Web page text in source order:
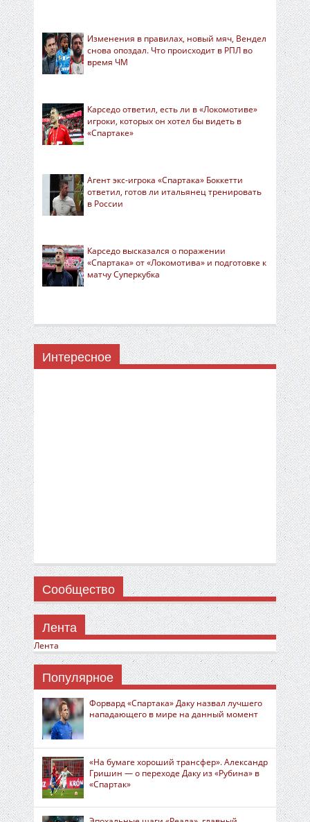
Изменения в правилах, новый мяч, Вендел
снова опоздал. Что происходит в РПЛ во
время ЧМ
Карседо ответил, есть ли в «Локомотиве»
игроки, которых он хотел бы видеть в
«Спартаке»
Агент экс-игрока «Спартака» Боккетти
ответил, готов ли итальянец тренировать
в России
Карседо высказался о поражении
«Спартака» от «Локомотива» и подготовке к
матчу Суперкубка
Интересное
Сообщество
Лента
Лента
Популярное
Форвард «Спартака» Даку назвал лучшего
нападающего в мире на данный момент
«На бумаге хороший трансфер». Александр
Гришин — о переходе Даку из «Рубина» в
«Спартак»